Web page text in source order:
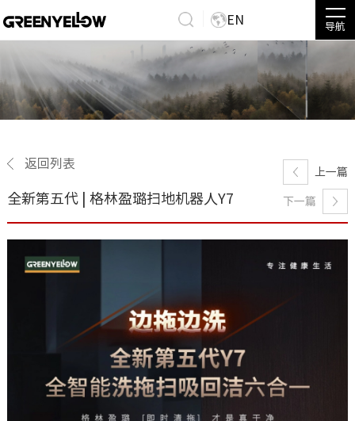
EN
导航
返回列表
全新第五代 | 格林盈璐扫地机器人Y7
上一篇
下一篇